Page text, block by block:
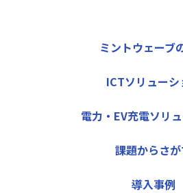
ミントウェーブ
ICTソリューシ
電力・EV充電ソリ
課題からさ
導入事例